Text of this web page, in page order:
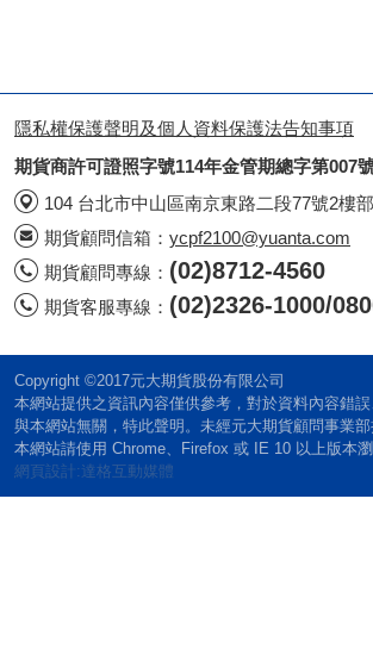
隱私權保護聲明及個人資料保護法告知事項
期貨商許可證照字號114年金管期總字第007
104 台北市中山區南京東路二段77號2樓
期貨顧問信箱： ycpf2100@yuanta.com
期貨顧問專線： (02)8712-4560
期貨客服專線： (02)2326-1000/
Copyright ©2017元大期貨股份有限公司
本網站提供之資訊內容僅供參考，對於資料內容錯
與本網站無關，特此聲明。未經元大期貨顧問事業
本網站請使用 Chrome、Firefox 或 IE 10 以上版本瀏
網頁設計:達格互動媒體